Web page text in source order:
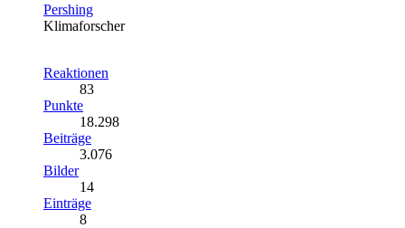
Pershing
Klimaforscher
Reaktionen
83
Punkte
18.298
Beiträge
3.076
Bilder
14
Einträge
8